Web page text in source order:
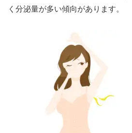
く分泌量が多い傾向があります。